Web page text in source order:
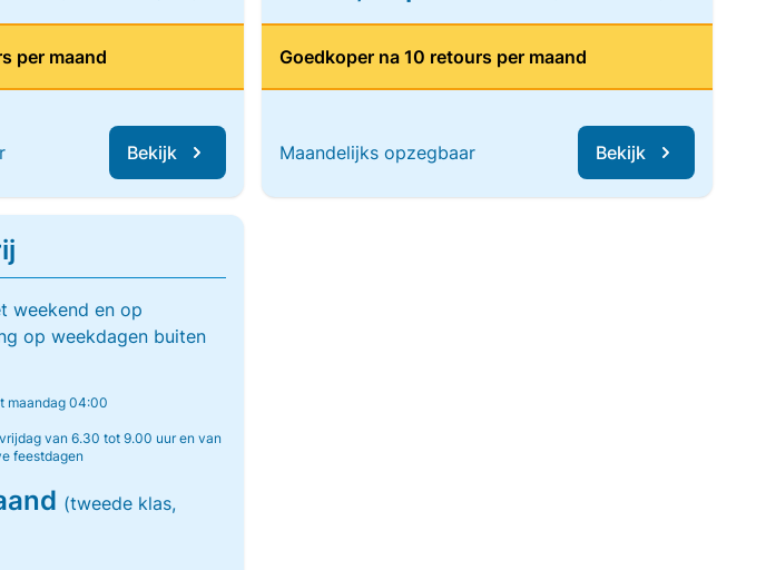
per maand
Bekijk
Goedkoper na 10 retours per maand
Maandelijks opzegbaar Bekijk
weekend en op
op weekdagen buiten
maandag 04:00
van 6.30 tot 9.00 uur en van
feestdagen
(tweede klas,